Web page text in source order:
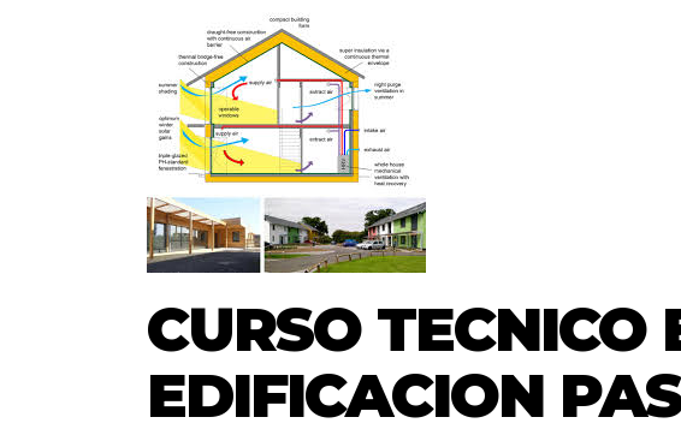
CURSO TECNICO
EDIFICACION